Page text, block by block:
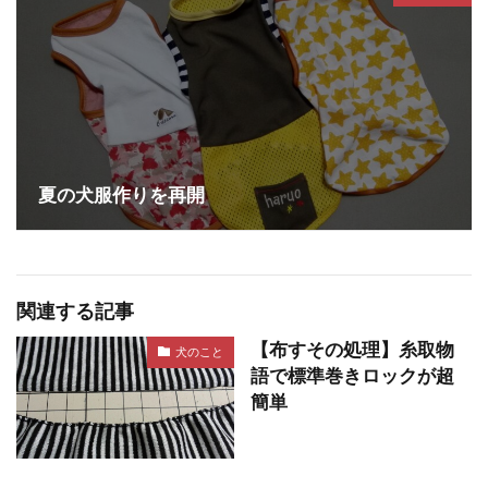
夏の犬服作りを再開
関連する記事
犬のこと
【布すその処理】糸取物
語で標準巻きロックが超
簡単